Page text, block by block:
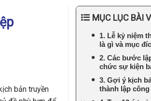
bản truyền
MỤC LỤC BÀI
1. Lễ kỷ niệm
là gì và mục
2. Các bước
chức sự kiện
3. Gợi ý kịch
thành lập